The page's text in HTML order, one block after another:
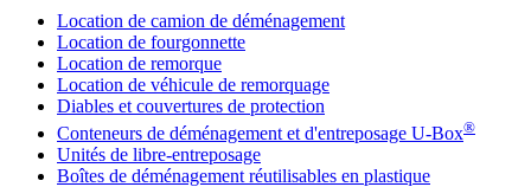
Location de camion de déménagement
Location de fourgonnette
Location de remorque
Location de véhicule de remorquage
Diables et couvertures de protection
Conteneurs de déménagement et d'entreposage U-Box®
Unités de libre-entreposage
Boîtes de déménagement réutilisables en plastique